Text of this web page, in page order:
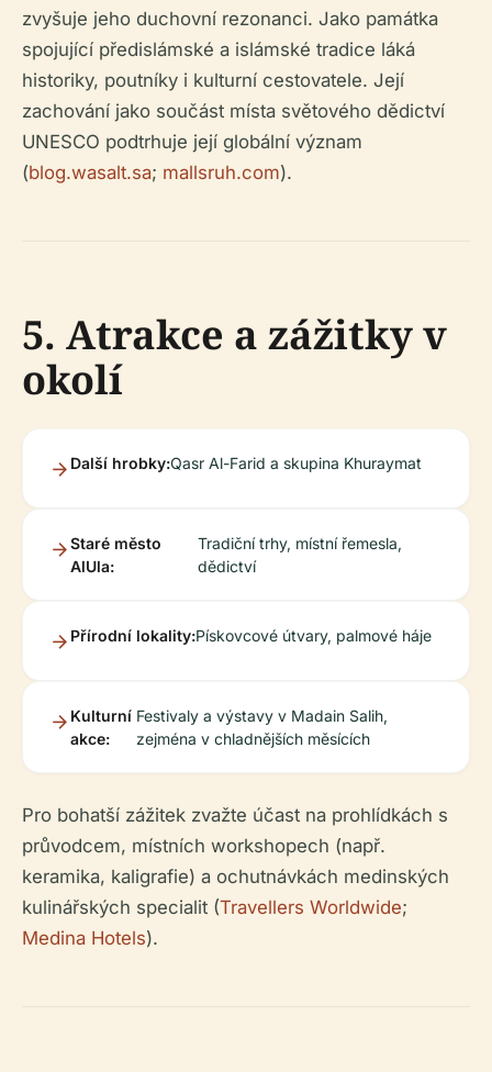
zvyšuje jeho duchovní rezonanci. Jako památka
spojující předislámské a islámské tradice láká
historiky, poutníky i kulturní cestovatele. Její
zachování jako součást místa světového dědictví
UNESCO podtrhuje její globální význam
(blog.wasalt.sa; mallsruh.com).
5. Atrakce a zážitky v
okolí
Další hrobky:Qasr Al-Farid a skupina Khuraymat
Staré město
AlUla:
Tradiční trhy, místní řemesla,
dědictví
Přírodní lokality:Pískovcové útvary, palmové háje
Kulturní
akce:
Festivaly a výstavy v Madain Salih,
zejména v chladnějších měsících
Pro bohatší zážitek zvažte účast na prohlídkách s
průvodcem, místních workshopech (např.
keramika, kaligrafie) a ochutnávkách medinských
kulinářských specialit (Travellers Worldwide;
Medina Hotels).